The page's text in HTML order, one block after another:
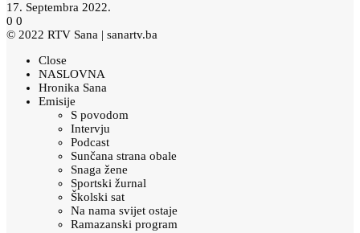
17. Septembra 2022.
0 0
© 2022 RTV Sana | sanartv.ba
Close
NASLOVNA
Hronika Sana
Emisije
S povodom
Intervju
Podcast
Sunčana strana obale
Snaga žene
Sportski žurnal
Školski sat
Na nama svijet ostaje
Ramazanski program